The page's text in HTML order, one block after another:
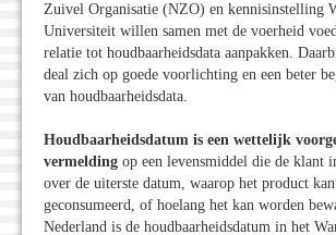
Zuivel Organisatie (NZO) en kennisinstelling
Universiteit willen samen met de voerheid
relatie tot houdbaarheidsdata aanpakken.
deal zich op goede voorlichting en een beter
van houdbaarheidsdata.
Houdbaarheidsdatum is een wettelijk
vermelding op een levensmiddel die de klant
over de uiterste datum, waarop het product
geconsumeerd, of hoelang het kan worden
Nederland is de houdbaarheidsdatum in het